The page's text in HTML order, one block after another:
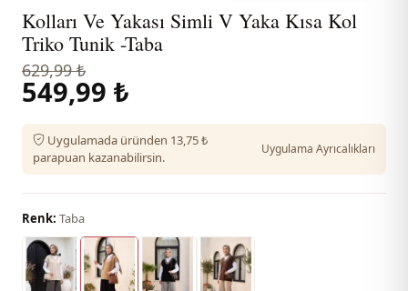
Kolları Ve Yakası Simli V Yaka Kısa Kol
Triko Tunik -Taba
629,99 ₺
549,99 ₺
Uygulamada üründen 13,75 ₺
parapuan kazanabilirsin.
Uygulama Ayrıcalıkları
Renk: Taba